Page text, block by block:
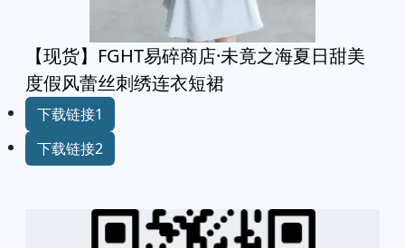
【现货】FGHT易碎商店·未竟之海夏日甜美
度假风蕾丝刺绣连衣短裙
下载链接1
下载链接2